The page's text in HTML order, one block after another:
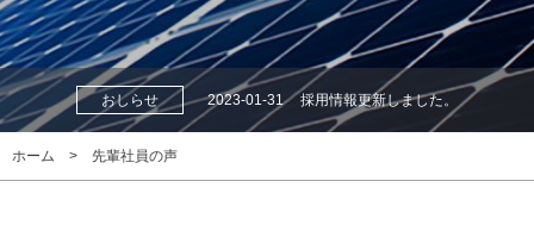
おしらせ 2023-01-31 採用情報更新しました。
ホーム 先輩社員の声